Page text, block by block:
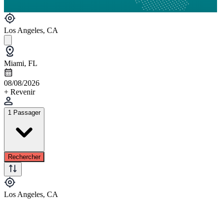
Los Angeles, CA
Miami, FL
08/08/2026
+ Revenir
1 Passager
Rechercher
Los Angeles, CA